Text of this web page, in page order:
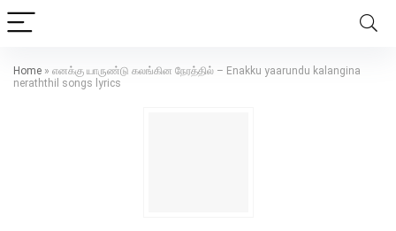
Home » எனக்கு யாருண்டு கலங்கின நேரத்தில் – Enakku yaarundu kalangina
neraththil songs lyrics